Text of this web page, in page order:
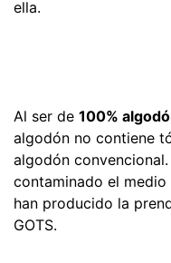
ella.
Al ser de 100%
algodón no contiene
algodón
contaminado el medio
han producido la
GOTS.